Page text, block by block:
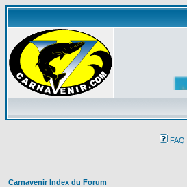
FAQ
Carnavenir Index du Forum